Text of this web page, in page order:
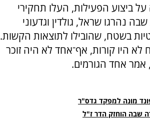
ביצוע הפעילות, העלו תחקירי
נהרגו שראל, גולדין וגדעוני
בשטח, שהובילו לתוצאות הקשות.
היו קורות, אף־אחד לא היה זוכר
אמר אחד הגורמים.
מונה למפקד גדס"ר
שבה הוחזק הדר ז"ל